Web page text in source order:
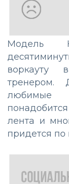
Модель
воркауту
тренером.
любимые
лента и
придется по